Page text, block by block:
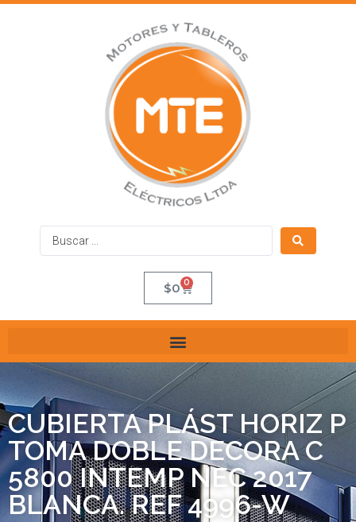
$0 0
CUBIERTA PLÁST HORIZ P
TOMA DOBLE DECORA C
5800 INTEMP NEC 2017
BLANCA. REF 4996-W